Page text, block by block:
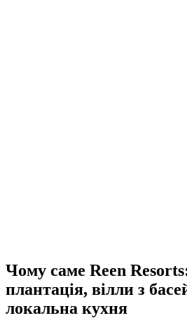
Чому саме Reen
плантація, вілли з
локальна кухня